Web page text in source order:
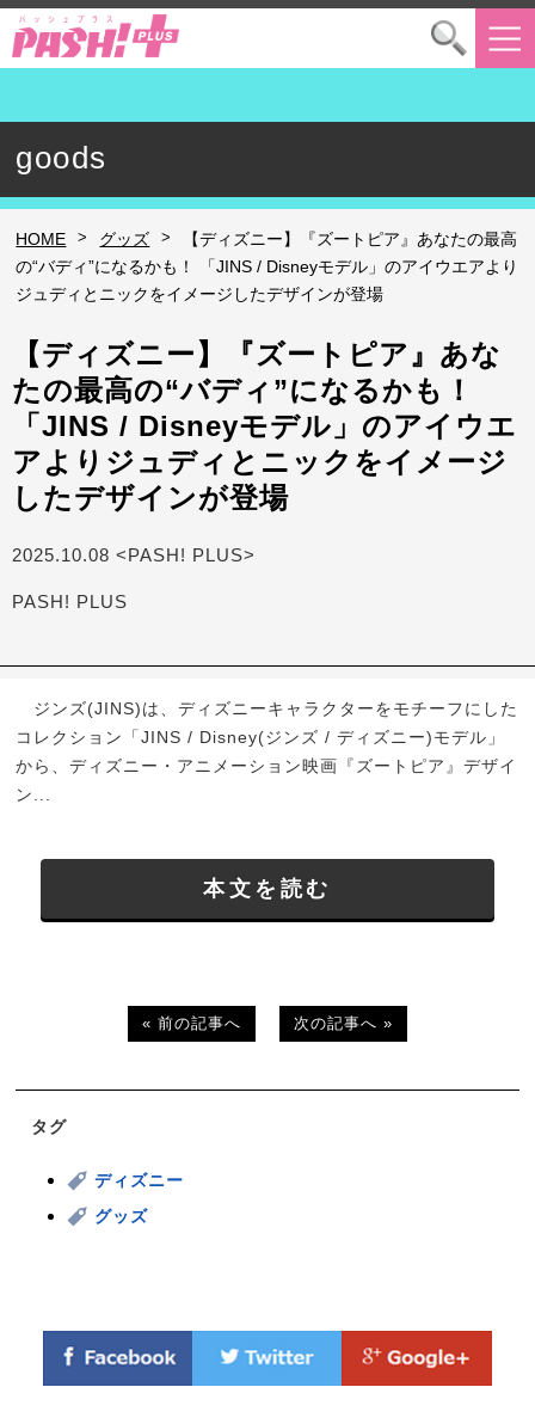
goods
HOME > グッズ >
【ディズニー】『ズートピア』あなたの最高
の“バディ”になるかも！ 「JINS / Disneyモデル」のアイウエアより
ジュディとニックをイメージしたデザインが登場
【ディズニー】『ズートピア』あな
たの最高の“バディ”になるかも！
「JINS / Disneyモデル」のアイウエ
アよりジュディとニックをイメージ
したデザインが登場
2025.10.08 <PASH! PLUS>
PASH! PLUS
ジンズ(JINS)は、ディズニーキャラクターをモチーフにした
コレクション「JINS / Disney(ジンズ / ディズニー)モデル」
から、ディズニー・アニメーション映画『ズートピア』デザイ
ン...
本文を読む
« 前の記事へ 次の記事へ »
タグ
ディズニー
グッズ